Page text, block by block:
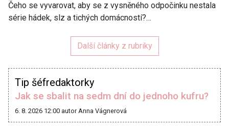
Čeho se vyvarovat, aby se z vysněného odpočinku nestala
série hádek, slz a tichých domácností?…
Další články z rubriky
Tip šéfredaktorky
Jak se sbalit na sedm dní do jednoho kufru?
6. 8. 2026 12:00 autor Anna Vágnerová